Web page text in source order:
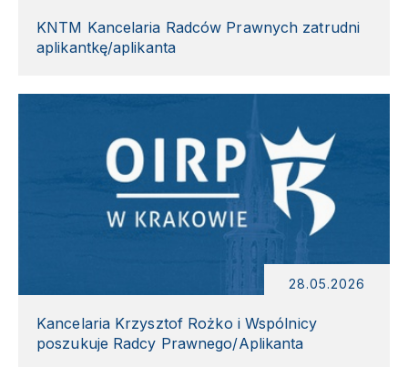
KNTM Kancelaria Radców Prawnych zatrudni
aplikantkę/aplikanta
28.05.2026
Kancelaria Krzysztof Rożko i Wspólnicy
poszukuje Radcy Prawnego/Aplikanta